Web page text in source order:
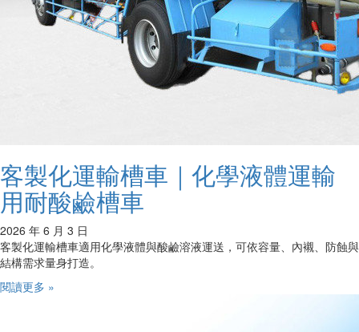
客製化運輸槽車｜化學液體運輸
用耐酸鹼槽車
2026 年 6 月 3 日
客製化運輸槽車適用化學液體與酸鹼溶液運送，可依容量、內襯、防蝕與
結構需求量身打造。
閱讀更多 »